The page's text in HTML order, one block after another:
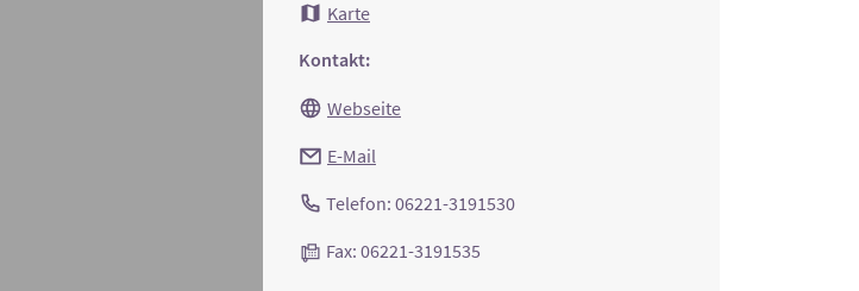
Karte
Kontakt:
Webseite
E-Mail
Telefon: 06221-3191530
Fax: 06221-3191535